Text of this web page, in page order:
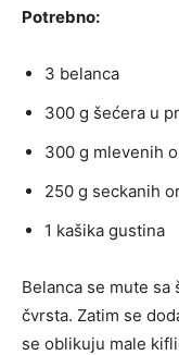
Potrebno:
3 belanca
300 g šećera u
300 g mlevenih
250 g seckanih
1 kašika gustina
Belanca se mute
čvrsta. Zatim se
se oblikuju male